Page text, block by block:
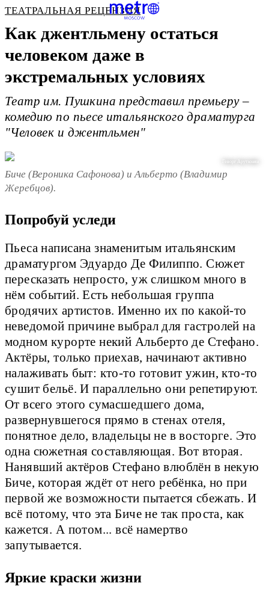
ТЕАТРАЛЬНАЯ РЕЦЕНЗИЯ
Как джентльмену остаться
человеком даже в
экстремальных условиях
Театр им. Пушкина представил премьеру –
комедию по пьесе итальянского драматурга
"Человек и джентльмен"
Геворг Арутюнян
Биче (Вероника Сафонова) и Альберто (Владимир
Жеребцов).
Попробуй уследи
Пьеса написана знаменитым итальянским
драматургом Эдуардо Де Филиппо. Сюжет
пересказать непросто, уж слишком много в
нём событий. Есть небольшая группа
бродячих артистов. Именно их по какой-то
неведомой причине выбрал для гастролей на
модном курорте некий Альберто де Стефано.
Актёры, только приехав, начинают активно
налаживать быт: кто-то готовит ужин, кто-то
сушит бельё. И параллельно они репетируют.
От всего этого сумасшедшего дома,
развернувшегося прямо в стенах отеля,
понятное дело, владельцы не в восторге. Это
одна сюжетная составляющая. Вот вторая.
Нанявший актёров Стефано влюблён в некую
Биче, которая ждёт от него ребёнка, но при
первой же возможности пытается сбежать. И
всё потому, что эта Биче не так проста, как
кажется. А потом... всё намертво
запутывается.
Яркие краски жизни